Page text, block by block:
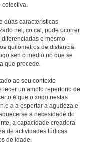
colectiva.
dúas características
nel, co cal, pode ocorrer
diferenciadas e mesmo
quilómetros de distancia.
sen o medio no que se
que procede.
ao seu contexto
lecer un amplo repertorio de
é que o xogo nestas
e a a espertar a agudeza e
a necesidade do
a capacidade creadora
de actividades lúdicas
de idade.
I
de Caselas
na escola